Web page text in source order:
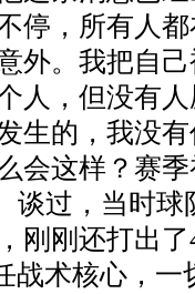
停，所有人
外。我把自
人，但没有
生的，我没
会这样？赛
谈过，当时
刚刚还打出
战术核心，